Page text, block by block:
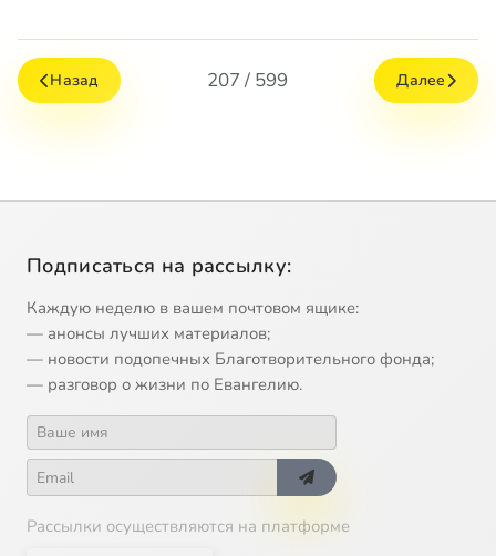
Назад 207 / 599 Далее
Подписаться на рассылку:
Каждую неделю в вашем почтовом ящике:
— анонсы лучших материалов;
— новости подопечных Благотворительного фонда;
— разговор о жизни по Евангелию.
Рассылки осуществляются на платформе